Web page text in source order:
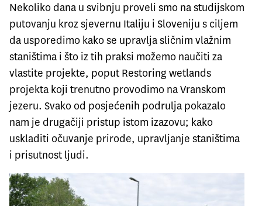
Nekoliko dana u svibnju proveli smo na studijskom
putovanju kroz sjevernu Italiju i Sloveniju s ciljem
da usporedimo kako se upravlja sličnim vlažnim
staništima i što iz tih praksi možemo naučiti za
vlastite projekte, poput Restoring wetlands
projekta koji trenutno provodimo na Vranskom
jezeru. Svako od posjećenih podrulja pokazalo
nam je drugačiji pristup istom izazovu; kako
uskladiti očuvanje prirode, upravljanje staništima
i prisutnost ljudi.